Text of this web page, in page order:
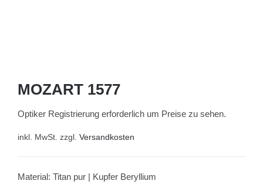
MOZART 1577
Optiker Registrierung erforderlich um Preise zu sehen.
inkl. MwSt. zzgl. Versandkosten
Material: Titan pur | Kupfer Beryllium